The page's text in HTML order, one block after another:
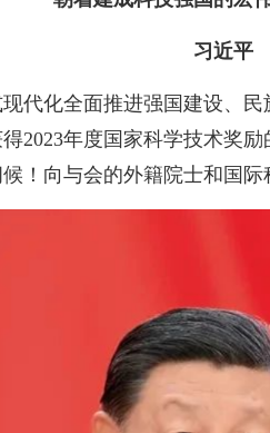
习近平
代化全面推进强国建设、民
2023年度国家科学技术奖
！向与会的外籍院士和国际